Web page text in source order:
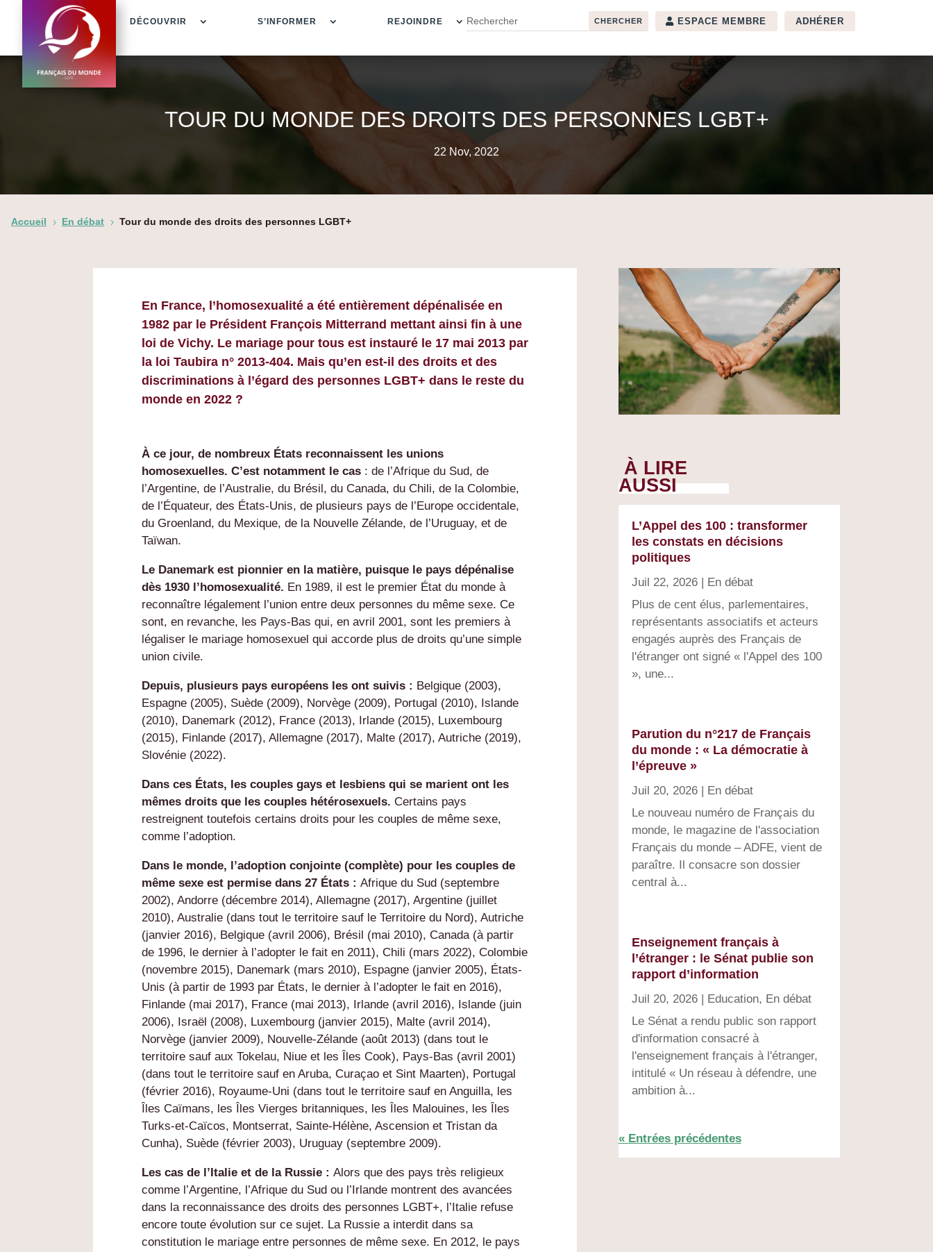
DÉCOUVRIR S’INFORMER REJOINDRE ESPACE MEMBRE ADHÉRER
TOUR DU MONDE DES DROITS DES PERSONNES LGBT+
22 Nov, 2022
Accueil 5 En débat 5 Tour du monde des droits des personnes LGBT+
En France, l’homosexualité a été entièrement dépénalisée en
1982 par le Président François Mitterrand mettant ainsi fin à une
loi de Vichy. Le mariage pour tous est instauré le 17 mai 2013 par
la loi Taubira n° 2013-404. Mais qu’en est-il des droits et des
discriminations à l’égard des personnes LGBT+ dans le reste du
monde en 2022 ?
À ce jour, de nombreux États reconnaissent les unions
homosexuelles. C’est notamment le cas : de l’Afrique du Sud, de
l’Argentine, de l’Australie, du Brésil, du Canada, du Chili, de la Colombie,
de l’Équateur, des États-Unis, de plusieurs pays de l’Europe occidentale,
du Groenland, du Mexique, de la Nouvelle Zélande, de l’Uruguay, et de
Taïwan.
Le Danemark est pionnier en la matière, puisque le pays dépénalise
dès 1930 l’homosexualité. En 1989, il est le premier État du monde à
reconnaître légalement l’union entre deux personnes du même sexe. Ce
sont, en revanche, les Pays-Bas qui, en avril 2001, sont les premiers à
légaliser le mariage homosexuel qui accorde plus de droits qu’une simple
union civile.
Depuis, plusieurs pays européens les ont suivis : Belgique (2003),
Espagne (2005), Suède (2009), Norvège (2009), Portugal (2010), Islande
(2010), Danemark (2012), France (2013), Irlande (2015), Luxembourg
(2015), Finlande (2017), Allemagne (2017), Malte (2017), Autriche (2019),
Slovénie (2022).
Dans ces États, les couples gays et lesbiens qui se marient ont les
mêmes droits que les couples hétérosexuels.Certains pays
restreignent toutefois certains droits pour les couples de même sexe,
comme l’adoption.
Dans le monde, l’adoption conjointe (complète) pour les couples de
même sexe est permise dans 27 États :Afrique du Sud (septembre
2002), Andorre (décembre 2014), Allemagne (2017), Argentine (juillet
2010), Australie (dans tout le territoire sauf le Territoire du Nord), Autriche
(janvier 2016), Belgique (avril 2006), Brésil (mai 2010), Canada (à partir
de 1996, le dernier à l’adopter le fait en 2011), Chili (mars 2022), Colombie
(novembre 2015), Danemark (mars 2010), Espagne (janvier 2005), États-
Unis (à partir de 1993 par États, le dernier à l’adopter le fait en 2016),
Finlande (mai 2017), France (mai 2013), Irlande (avril 2016), Islande (juin
2006), Israël (2008), Luxembourg (janvier 2015), Malte (avril 2014),
Norvège (janvier 2009), Nouvelle-Zélande (août 2013) (dans tout le
territoire sauf aux Tokelau, Niue et les Îles Cook), Pays-Bas (avril 2001)
(dans tout le territoire sauf en Aruba, Curaçao et Sint Maarten), Portugal
(février 2016), Royaume-Uni (dans tout le territoire sauf en Anguilla, les
Îles Caïmans, les Îles Vierges britanniques, les Îles Malouines, les Îles
Turks-et-Caïcos, Montserrat, Sainte-Hélène, Ascension et Tristan da
Cunha), Suède (février 2003), Uruguay (septembre 2009).
Les cas de l’Italie et de la Russie :Alors que des pays très religieux
comme l’Argentine, l’Afrique du Sud ou l’Irlande montrent des avancées
dans la reconnaissance des droits des personnes LGBT+, l’Italie refuse
encore toute évolution sur ce sujet. La Russie a interdit dans sa
constitution le mariage entre personnes de même sexe. En 2012, le pays
À LIRE
AUSSI
L’Appel des 100 : transformer
les constats en décisions
politiques
Juil 22, 2026| En débat
Plus de cent élus, parlementaires,
représentants associatifs et acteurs
engagés auprès des Français de
l'étranger ont signé « l'Appel des 100
», une...
Parution du n°217 de Français
du monde : « La démocratie à
l’épreuve »
Juil 20, 2026| En débat
Le nouveau numéro de Français du
monde, le magazine de l'association
Français du monde – ADFE, vient de
paraître. Il consacre son dossier
central à...
Enseignement français à
l’étranger : le Sénat publie son
rapport d’information
Juil 20, 2026| Education, En débat
Le Sénat a rendu public son rapport
d'information consacré à
l'enseignement français à l'étranger,
intitulé « Un réseau à défendre, une
ambition à...
« Entrées précédentes